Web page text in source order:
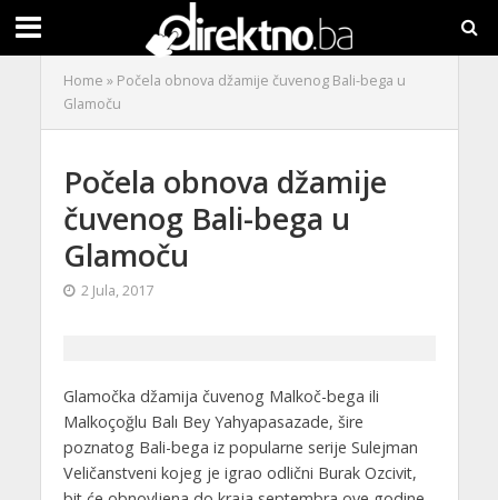
Home » Počela obnova džamije čuvenog Bali-bega u
Glamoču
Počela obnova džamije
čuvenog Bali-bega u
Glamoču
2 Jula, 2017
Glamočka džamija čuvenog Malkoč-bega ili
Malkoçoğlu Balı Bey Yahyapasazade, šire
poznatog Bali-bega iz popularne serije Sulejman
Veličanstveni kojeg je igrao odlični Burak Ozcivit,